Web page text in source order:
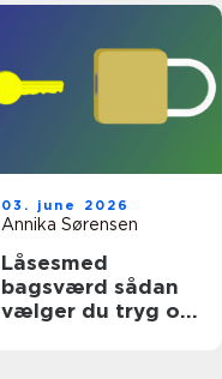
03. june 2026
Annika Sørensen
Låsesmed
bagsværd sådan
vælger du tryg og